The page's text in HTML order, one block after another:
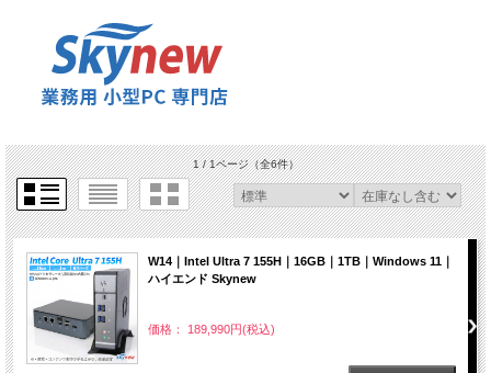
1 / 1ページ（全6件）
W14｜Intel Ultra 7 155H｜16GB｜1TB｜Windows 11｜
ハイエンド Skynew
価格： 189,990円(税込)